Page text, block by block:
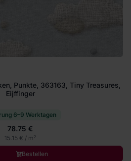
Punkte, 363163, Tiny Treasures,
Eijffinger
6–9 Werktagen
78.75 €
15.15 € / m2
Bestellen